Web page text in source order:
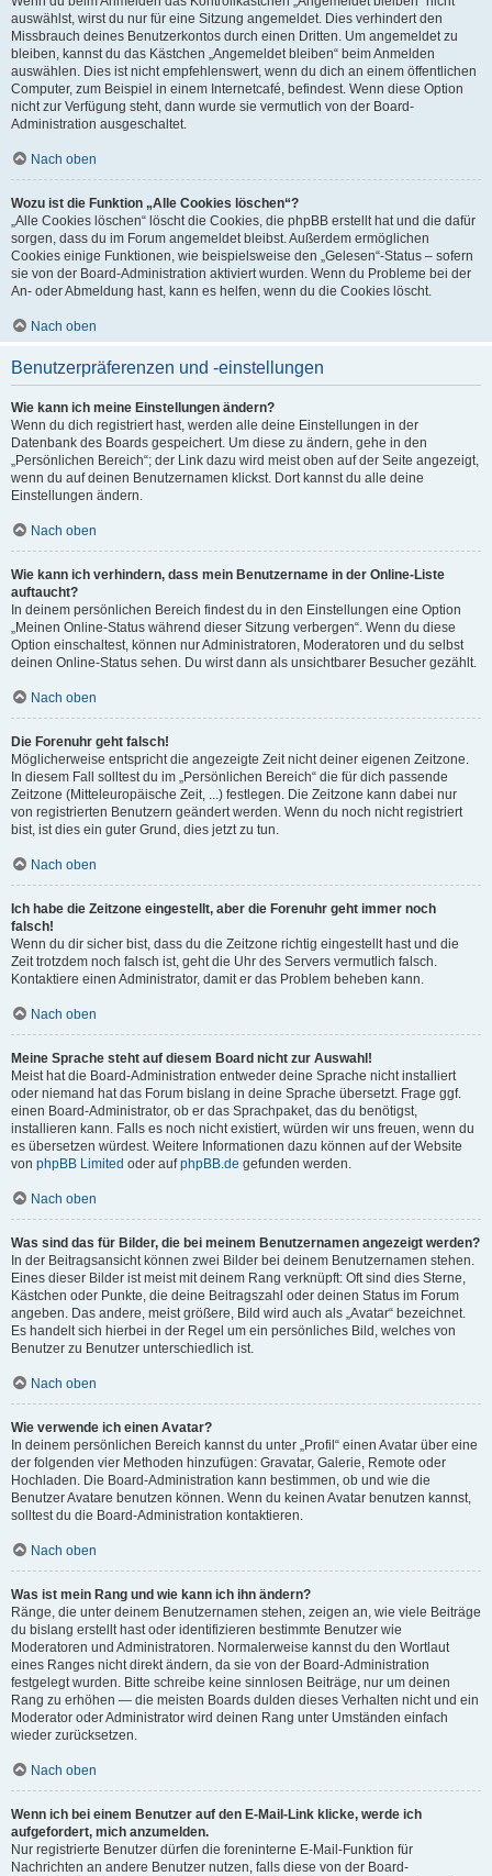
auswählst, wirst du nur für eine Sitzung angemeldet. Dies verhindert den
Missbrauch deines Benutzerkontos durch einen Dritten. Um angemeldet zu
bleiben, kannst du das Kästchen „Angemeldet bleiben“ beim Anmelden
auswählen. Dies ist nicht empfehlenswert, wenn du dich an einem öffentlichen
Computer, zum Beispiel in einem Internetcafé, befindest. Wenn diese Option
nicht zur Verfügung steht, dann wurde sie vermutlich von der Board-
Administration ausgeschaltet.
Nach oben
Wozu ist die Funktion „Alle Cookies löschen“?
„Alle Cookies löschen“ löscht die Cookies, die phpBB erstellt hat und die dafür
sorgen, dass du im Forum angemeldet bleibst. Außerdem ermöglichen
Cookies einige Funktionen, wie beispielsweise den „Gelesen“-Status – sofern
sie von der Board-Administration aktiviert wurden. Wenn du Probleme bei der
An- oder Abmeldung hast, kann es helfen, wenn du die Cookies löscht.
Nach oben
Benutzerpräferenzen und -einstellungen
Wie kann ich meine Einstellungen ändern?
Wenn du dich registriert hast, werden alle deine Einstellungen in der
Datenbank des Boards gespeichert. Um diese zu ändern, gehe in den
„Persönlichen Bereich“; der Link dazu wird meist oben auf der Seite angezeigt,
wenn du auf deinen Benutzernamen klickst. Dort kannst du alle deine
Einstellungen ändern.
Nach oben
Wie kann ich verhindern, dass mein Benutzername in der Online-Liste
auftaucht?
In deinem persönlichen Bereich findest du in den Einstellungen eine Option
„Meinen Online-Status während dieser Sitzung verbergen“. Wenn du diese
Option einschaltest, können nur Administratoren, Moderatoren und du selbst
deinen Online-Status sehen. Du wirst dann als unsichtbarer Besucher gezählt.
Nach oben
Die Forenuhr geht falsch!
Möglicherweise entspricht die angezeigte Zeit nicht deiner eigenen Zeitzone.
In diesem Fall solltest du im „Persönlichen Bereich“ die für dich passende
Zeitzone (Mitteleuropäische Zeit, ...) festlegen. Die Zeitzone kann dabei nur
von registrierten Benutzern geändert werden. Wenn du noch nicht registriert
bist, ist dies ein guter Grund, dies jetzt zu tun.
Nach oben
Ich habe die Zeitzone eingestellt, aber die Forenuhr geht immer noch
falsch!
Wenn du dir sicher bist, dass du die Zeitzone richtig eingestellt hast und die
Zeit trotzdem noch falsch ist, geht die Uhr des Servers vermutlich falsch.
Kontaktiere einen Administrator, damit er das Problem beheben kann.
Nach oben
Meine Sprache steht auf diesem Board nicht zur Auswahl!
Meist hat die Board-Administration entweder deine Sprache nicht installiert
oder niemand hat das Forum bislang in deine Sprache übersetzt. Frage ggf.
einen Board-Administrator, ob er das Sprachpaket, das du benötigst,
installieren kann. Falls es noch nicht existiert, würden wir uns freuen, wenn du
es übersetzen würdest. Weitere Informationen dazu können auf der Website
von phpBB Limited oder aufphpBB.de gefunden werden.
Nach oben
Was sind das für Bilder, die bei meinem Benutzernamen angezeigt werden?
In der Beitragsansicht können zwei Bilder bei deinem Benutzernamen stehen.
Eines dieser Bilder ist meist mit deinem Rang verknüpft: Oft sind dies Sterne,
Kästchen oder Punkte, die deine Beitragszahl oder deinen Status im Forum
angeben. Das andere, meist größere, Bild wird auch als „Avatar“ bezeichnet.
Es handelt sich hierbei in der Regel um ein persönliches Bild, welches von
Benutzer zu Benutzer unterschiedlich ist.
Nach oben
Wie verwende ich einen Avatar?
In deinem persönlichen Bereich kannst du unter „Profil“ einen Avatar über eine
der folgenden vier Methoden hinzufügen: Gravatar, Galerie, Remote oder
Hochladen. Die Board-Administration kann bestimmen, ob und wie die
Benutzer Avatare benutzen können. Wenn du keinen Avatar benutzen kannst,
solltest du die Board-Administration kontaktieren.
Nach oben
Was ist mein Rang und wie kann ich ihn ändern?
Ränge, die unter deinem Benutzernamen stehen, zeigen an, wie viele Beiträge
du bislang erstellt hast oder identifizieren bestimmte Benutzer wie
Moderatoren und Administratoren. Normalerweise kannst du den Wortlaut
eines Ranges nicht direkt ändern, da sie von der Board-Administration
festgelegt wurden. Bitte schreibe keine sinnlosen Beiträge, nur um deinen
Rang zu erhöhen — die meisten Boards dulden dieses Verhalten nicht und ein
Moderator oder Administrator wird deinen Rang unter Umständen einfach
wieder zurücksetzen.
Nach oben
Wenn ich bei einem Benutzer auf den E-Mail-Link klicke, werde ich
aufgefordert, mich anzumelden.
Nur registrierte Benutzer dürfen die foreninterne E-Mail-Funktion für
Nachrichten an andere Benutzer nutzen, falls diese von der Board-